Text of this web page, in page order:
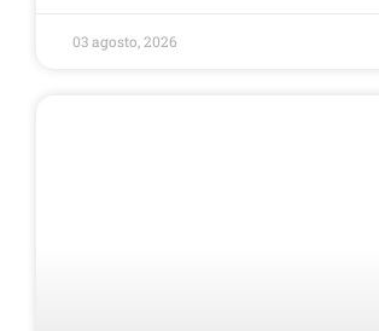
03 agosto, 2026